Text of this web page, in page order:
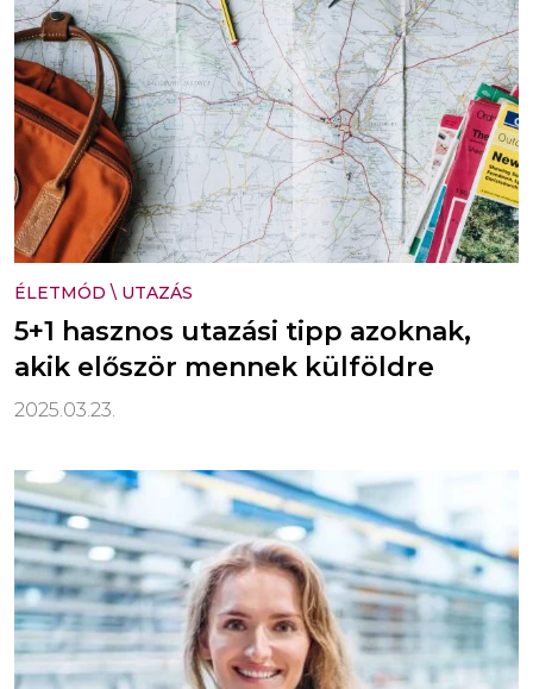
ÉLETMÓD \ UTAZÁS
5+1 hasznos utazási tipp azoknak,
akik először mennek külföldre
2025.03.23.